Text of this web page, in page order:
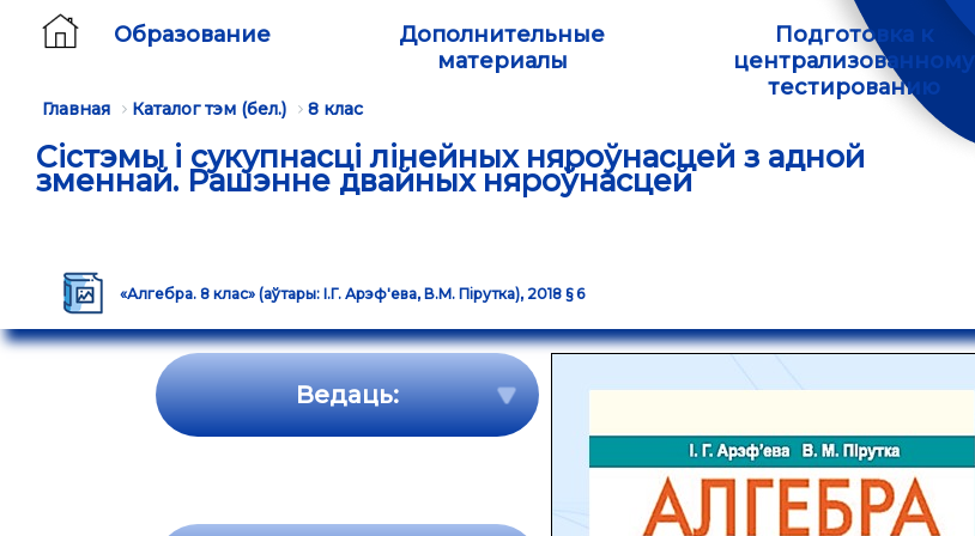
Образование
Дополнительные
материалы
Подготовка к
централизованному
тестированию
Главная Каталог тэм (бел.) 8 клас
Сістэмы і сукупнасці лінейных няроўнасцей з адной
зменнай. Рашэнне двайных няроўнасцей
«Алгебра. 8 клас» (аўтары: І.Г. Арэф'ева, В.М. Пірутка), 2018 § 6
Ведаць: